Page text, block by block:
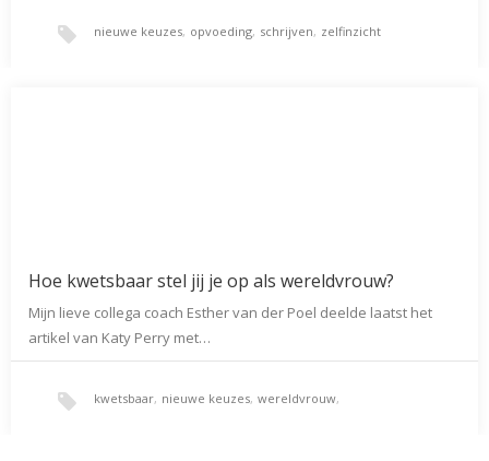
nieuwe keuzes, opvoeding, schrijven, zelfinzicht
Hoe kwetsbaar stel jij je op als wereldvrouw?
Mijn lieve collega coach Esther van der Poel deelde laatst het
artikel van Katy Perry met…
kwetsbaar, nieuwe keuzes, wereldvrouw,